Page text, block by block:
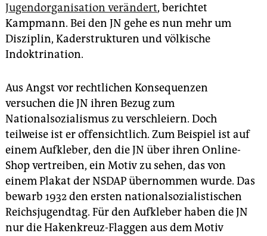
Jugendorganisation verändert, berichtet
Kampmann. Bei den JN gehe es nun mehr um
Disziplin, Kaderstrukturen und völkische
Indoktrination.
Aus Angst vor rechtlichen Konsequenzen
versuchen die JN ihren Bezug zum
Nationalsozialismus zu verschleiern. Doch
teilweise ist er offensichtlich. Zum Beispiel ist auf
einem Aufkleber, den die JN über ihren Online-
Shop vertreiben, ein Motiv zu sehen, das von
einem Plakat der NSDAP übernommen wurde. Das
bewarb 1932 den ersten nationalsozialistischen
Reichsjugendtag. Für den Aufkleber haben die JN
nur die Hakenkreuz-Flaggen aus dem Motiv